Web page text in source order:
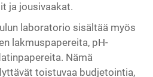
ja jousivaakat.
laboratorio sisältää myös
lakmuspapereita, pH-
Nämä
toistuvaa budjetointia,